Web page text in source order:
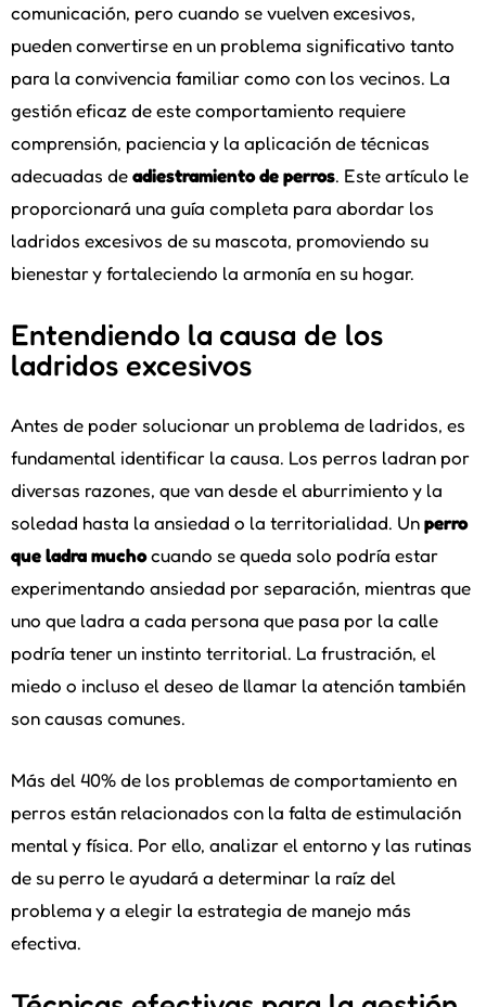
comunicación, pero cuando se vuelven excesivos,
pueden convertirse en un problema significativo tanto
para la convivencia familiar como con los vecinos. La
gestión eficaz de este comportamiento requiere
comprensión, paciencia y la aplicación de técnicas
adecuadas deadiestramiento de perros. Este artículo le
proporcionará una guía completa para abordar los
ladridos excesivos de su mascota, promoviendo su
bienestar y fortaleciendo la armonía en su hogar.
Entendiendo la causa de los
ladridos excesivos
Antes de poder solucionar un problema de ladridos, es
fundamental identificar la causa. Los perros ladran por
diversas razones, que van desde el aburrimiento y la
soledad hasta la ansiedad o la territorialidad. Unperro
que ladra muchocuando se queda solo podría estar
experimentando ansiedad por separación, mientras que
uno que ladra a cada persona que pasa por la calle
podría tener un instinto territorial. La frustración, el
miedo o incluso el deseo de llamar la atención también
son causas comunes.
Más del 40% de los problemas de comportamiento en
perros están relacionados con la falta de estimulación
mental y física. Por ello, analizar el entorno y las rutinas
de su perro le ayudará a determinar la raíz del
problema y a elegir la estrategia de manejo más
efectiva.